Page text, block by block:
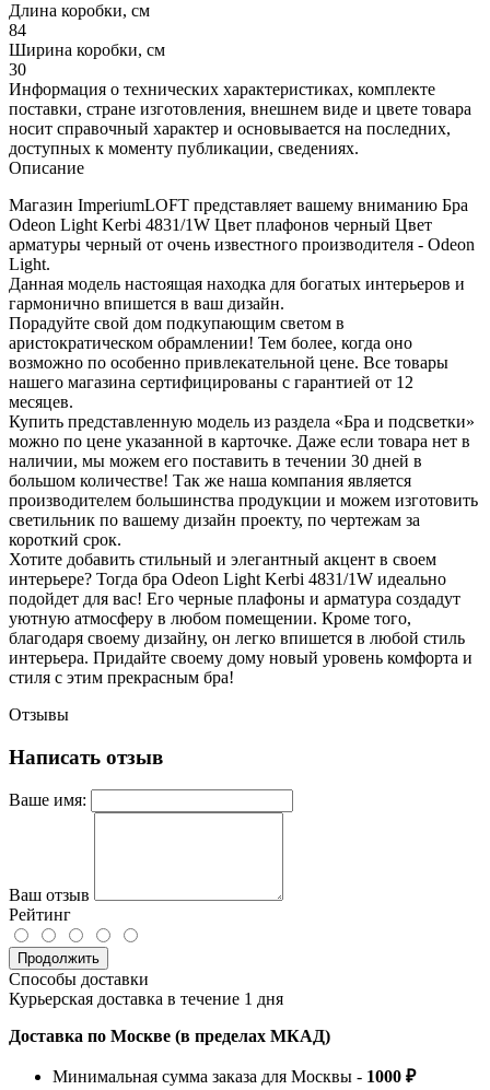
Длина коробки, см
84
Ширина коробки, см
30
Информация о технических характеристиках, комплекте
поставки, стране изготовления, внешнем виде и цвете товара
носит справочный характер и основывается на последних,
доступных к моменту публикации, сведениях.
Описание
Магазин ImperiumLOFT представляет вашему вниманию Бра
Odeon Light Kerbi 4831/1W Цвет плафонов черный Цвет
арматуры черный от очень известного производителя - Odeon
Light.
Данная модель настоящая находка для богатых интерьеров и
гармонично впишется в ваш дизайн.
Порадуйте свой дом подкупающим светом в
аристократическом обрамлении! Тем более, когда оно
возможно по особенно привлекательной цене. Все товары
нашего магазина сертифицированы с гарантией от 12
месяцев.
Купить представленную модель из раздела «Бра и подсветки»
можно по цене указанной в карточке. Даже если товара нет в
наличии, мы можем его поставить в течении 30 дней в
большом количестве! Так же наша компания является
производителем большинства продукции и можем изготовить
светильник по вашему дизайн проекту, по чертежам за
короткий срок.
Хотите добавить стильный и элегантный акцент в своем
интерьере? Тогда бра Odeon Light Kerbi 4831/1W идеально
подойдет для вас! Его черные плафоны и арматура создадут
уютную атмосферу в любом помещении. Кроме того,
благодаря своему дизайну, он легко впишется в любой стиль
интерьера. Придайте своему дому новый уровень комфорта и
стиля с этим прекрасным бра!
Отзывы
Написать отзыв
Ваше имя:
Ваш отзыв
Рейтинг
Продолжить
Способы доставки
Курьерская доставка в течение 1 дня
Доставка по Москве (в пределах МКАД)
Минимальная сумма заказа для Москвы - 1000 ₽